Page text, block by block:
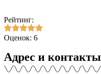
Рейтинг:
Оценок: 6
Адрес и контакты